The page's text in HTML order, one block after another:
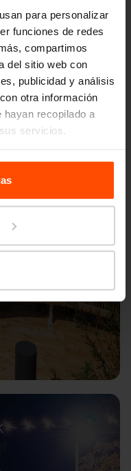
para personalizar
funciones de redes
compartimos
del sitio web con
publicidad y análisis
otra información
recopilado a
servicios.
Relating to the